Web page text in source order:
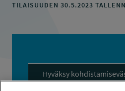
TILAISUUDEN 30.5.2023
Hyväksy